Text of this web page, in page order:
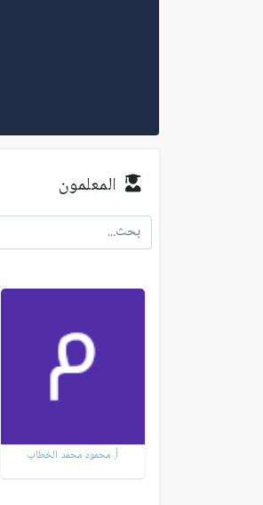
المعلمون
أ. محمود محمد الخطاب